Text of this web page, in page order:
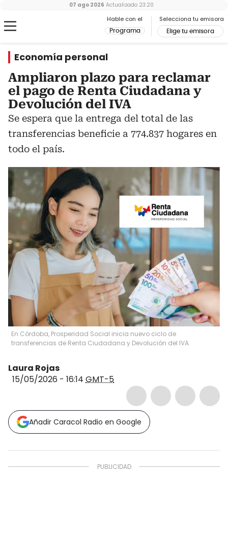
Hable con el
Programa
Selecciona tu emisora
Elige tu emisora
07 ago 2026 Actualizado 23:20
Economía personal
Ampliaron plazo para reclamar
el pago de Renta Ciudadana y
Devolución del IVA
Se espera que la entrega del total de las
transferencias beneficie a 774.837 hogares en
todo el país.
En Córdoba, Prosperidad Social inicia nuevo ciclo de
transferencias de Renta Ciudadana y Devolución del IVA.
Laura Rojas
15/05/2026 - 16:14 GMT-5
Añadir Caracol Radio en Google